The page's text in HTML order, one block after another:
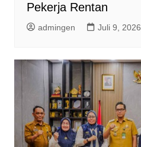
Pekerja Rentan
admingen Juli 9, 2026